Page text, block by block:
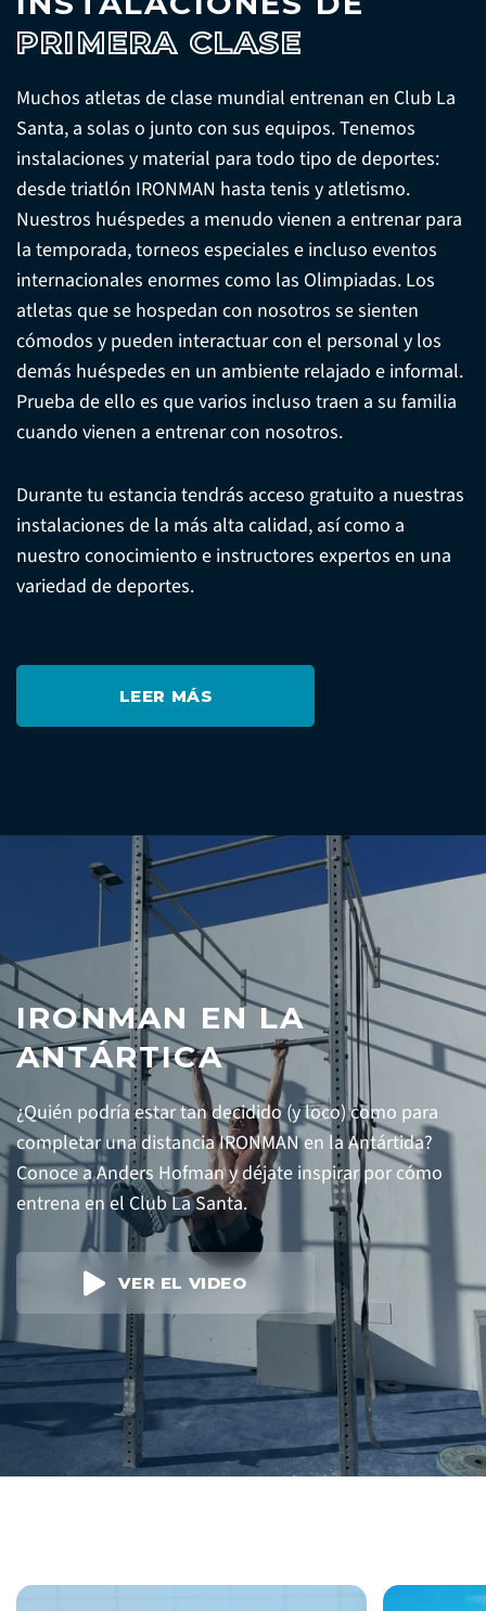
PRIMERA CLASE
Muchos atletas de clase mundial entrenan en Club La
Santa, a solas o junto con sus equipos. Tenemos
instalaciones y material para todo tipo de deportes:
desde triatlón IRONMAN hasta tenis y atletismo.
Nuestros huéspedes a menudo vienen a entrenar para
la temporada, torneos especiales e incluso eventos
internacionales enormes como las Olimpiadas. Los
atletas que se hospedan con nosotros se sienten
cómodos y pueden interactuar con el personal y los
demás huéspedes en un ambiente relajado e informal.
Prueba de ello es que varios incluso traen a su familia
cuando vienen a entrenar con nosotros.
Durante tu estancia tendrás acceso gratuito a nuestras
instalaciones de la más alta calidad, así como a
nuestro conocimiento e instructores expertos en una
variedad de deportes.
LEER MÁS
IRONMAN EN LA
ANTÁRTICA
¿Quién podría estar tan decidido (y loco) como para
completar una distancia IRONMAN en la Antártida?
Conoce a Anders Hofman y déjate inspirar por cómo
entrena en el Club La Santa.
VER EL VIDEO